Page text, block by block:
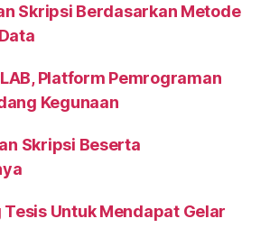
Skripsi Berdasarkan Metode
Platform Pemrograman
Kegunaan
Skripsi Beserta
Tesis Untuk Mendapat Gelar